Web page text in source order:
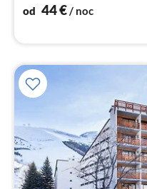
od 44€/ noc